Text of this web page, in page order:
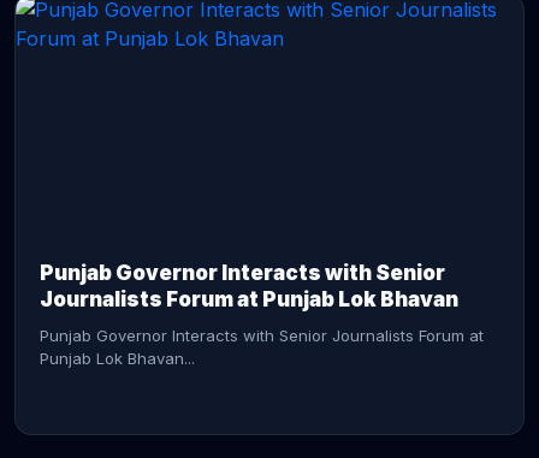
Punjab Governor Interacts with Senior
Journalists Forum at Punjab Lok Bhavan
Punjab Governor Interacts with Senior Journalists Forum at
Punjab Lok Bhavan...